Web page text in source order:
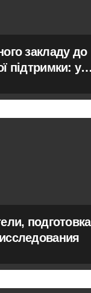
закладу до
підтримки: у
для